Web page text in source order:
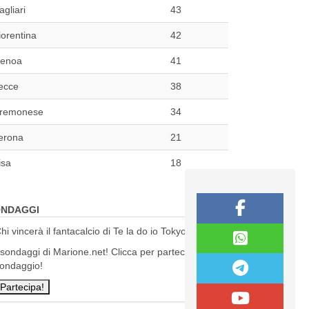
43
42
41
38
34
21
18
vincerà il fantacalcio di Te la do io Tokyo?
di Marione.net! Clicca per partecipare al